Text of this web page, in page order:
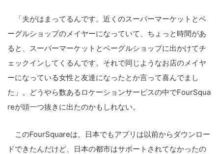
「夫がはまって るんです。近くのスーパーマーケットとベ
ーグルショップのメイヤーになっていて、ちょっと時間があ
ると、スーパーマーケットとベーグルショップに出かけてチ
ェッ クインしてくるんです。それで同 じようなお店のメイヤ
ーになっている女性と友達になったとか言って喜んでまし
た」。どうやら数あるロケーションサービスの中でFourSqua
reが頭一つ抜き に出たのかもしれない。
このFourSquareは、日本でもアプリは以前からダウンロー
ドできたんだけど、日本の都市はサポートされてなかったの